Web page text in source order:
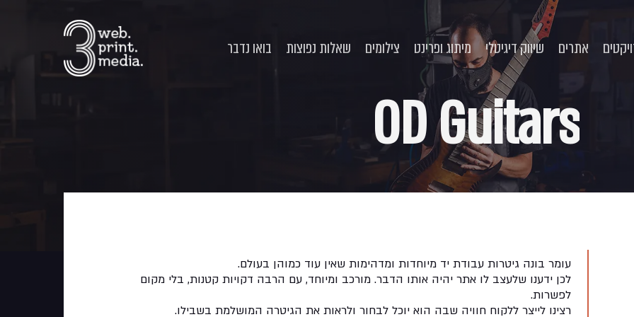
אתרים שיווק דיגיטלי מיתוג ופרינט צילומים שאלות נפוצות בואו נדבר
Guitars
OD
עומר בונה גיטרות עבודת יד מיוחדות ומדהימות שאין עוד כמוהן בעולם.
לכן ידענו שלעצב לו אתר יהיה אותו הדבר. מורכב ומיוחד, עם הרבה דקויות קטנות, בלי מקום
לפשרות.
רצינו לייצר ללקוח חוויה שבה הוא יוכל לבחור ולראות את הגיטרה המושלמת בשבילו.